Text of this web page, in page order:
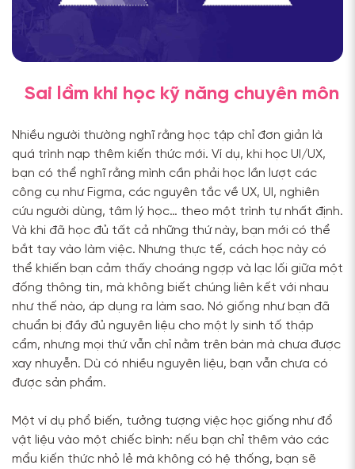
Sai lầm khi học kỹ năng chuyên môn
Nhiều người thường nghĩ rằng học tập chỉ đơn giản là
quá trình nạp thêm kiến thức mới. Ví dụ, khi học UI/UX,
bạn có thể nghĩ rằng mình cần phải học lần lượt các
công cụ như Figma, các nguyên tắc về UX, UI, nghiên
cứu người dùng, tâm lý học… theo một trình tự nhất định.
Và khi đã học đủ tất cả những thứ này, bạn mới có thể
bắt tay vào làm việc. Nhưng thực tế, cách học này có
thể khiến bạn cảm thấy choáng ngợp và lạc lối giữa một
đống thông tin, mà không biết chúng liên kết với nhau
như thế nào, áp dụng ra làm sao. Nó giống như bạn đã
chuẩn bị đầy đủ nguyên liệu cho một ly sinh tố thập
cẩm, nhưng mọi thứ vẫn chỉ nằm trên bàn mà chưa được
xay nhuyễn. Dù có nhiều nguyên liệu, bạn vẫn chưa có
được sản phẩm.
Một ví dụ phổ biến, tưởng tượng việc học giống như đổ
vật liệu vào một chiếc bình: nếu bạn chỉ thêm vào các
mẩu kiến thức nhỏ lẻ mà không có hệ thống, bạn sẽ